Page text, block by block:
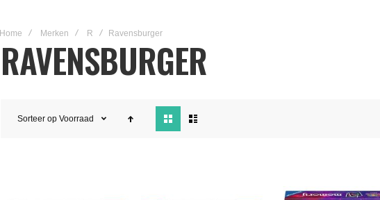
Home Merken R Ravensburger
RAVENSBURGER
Sorteer op Voorraad
als